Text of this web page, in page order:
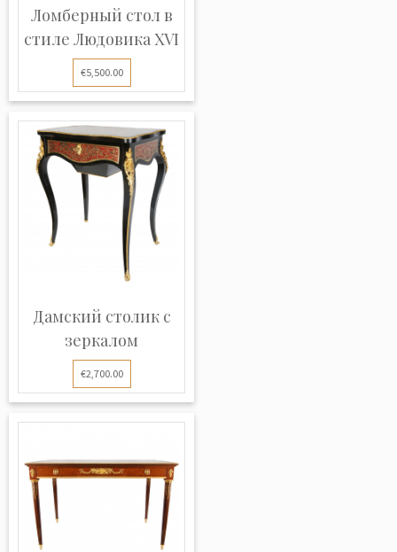
Ломберный стол в
стиле Людовика XVI
€5,500.00
Дамский столик с
зеркалом
€2,700.00